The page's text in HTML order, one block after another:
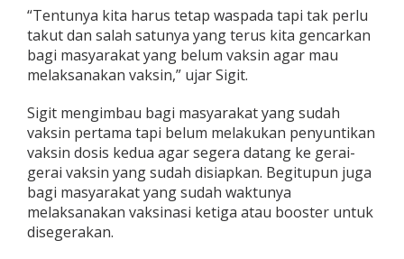
a
i
k
d
a
M
o
t
i
v
a
s
i
“Tentunya kita harus tetap waspada tapi tak perlu
takut dan salah satunya yang terus kita gencarkan
bagi masyarakat yang belum vaksin agar mau
melaksanakan vaksin,” ujar Sigit.
Sigit mengimbau bagi masyarakat yang sudah
vaksin pertama tapi belum melakukan penyuntikan
vaksin dosis kedua agar segera datang ke gerai-
gerai vaksin yang sudah disiapkan. Begitupun juga
bagi masyarakat yang sudah waktunya
melaksanakan vaksinasi ketiga atau booster untuk
disegerakan.